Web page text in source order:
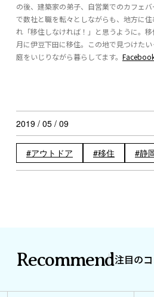
の後、建築家の弟子、自営業でのカフェ
で数社と職を転々としながらも、地方に
れ「移住しなければ！」と思うように。
月に伊豆下田に移住。この地で見つけた
庭をいじりながら暮らしてます。
2019 / 05 / 09
アウトドア 移住 静
Recommend注目の